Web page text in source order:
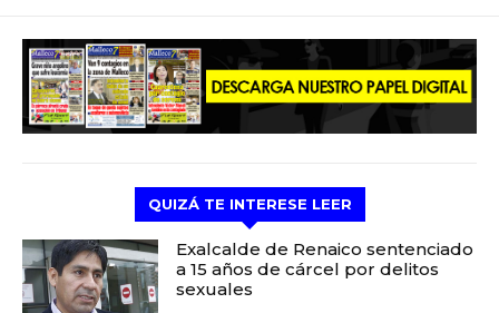
QUIZÁ TE INTERESE LEER
Exalcalde de Renaico sentenciado
a 15 años de cárcel por delitos
sexuales